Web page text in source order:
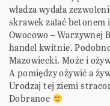
władza wydała
skrawek zalać betonem
Owocowo – Warzywnej
handel kwitnie.
Mazowiecki. Może i
A pomiędzy ożywić a
Urodzaj tej ziemi
Dobranoc